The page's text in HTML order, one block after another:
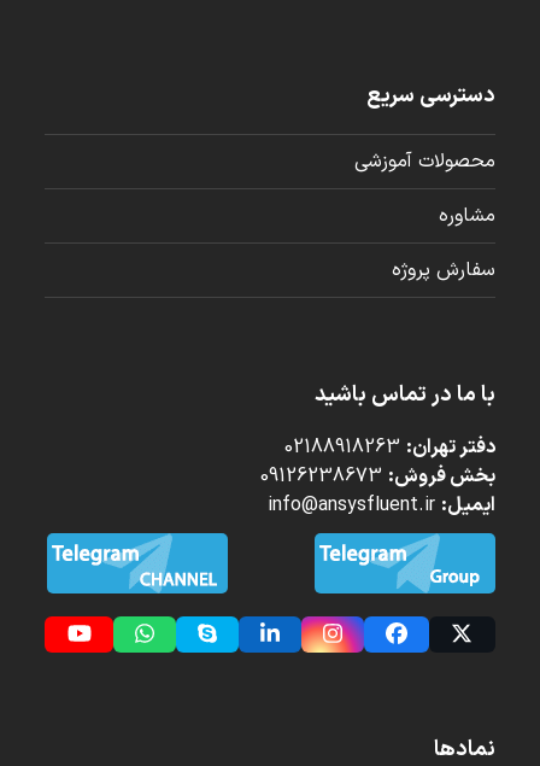
دسترسی سریع
محصولات آموزشی
مشاوره
سفارش پروژه
با ما در تماس باشید
دفتر تهران:
بخش فروش:
ایمیل: info@ansysfluent.ir
Twitter
Facebook
Instagram
LinkedIn
Skype
Whatsapp
نمادها